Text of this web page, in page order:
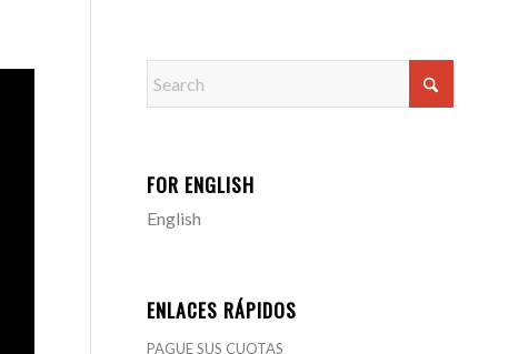
FOR ENGLISH
English
ENLACES RÁPIDOS
PAGUE SUS CUOTAS